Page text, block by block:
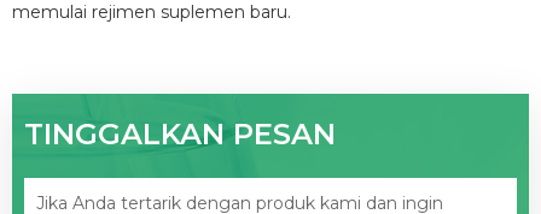
memulai rejimen suplemen baru.
TINGGALKAN PESAN
Jika Anda tertarik dengan produk kami dan ingin